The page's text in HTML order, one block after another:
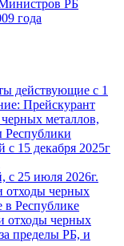
РБ
года
действующие с 1
Прейскурант
металлов,
Республики
с 15 декабря 2025г
с 25 июля 2026г.
отходы черных
в Республике
отходы черных
пределы РБ, и